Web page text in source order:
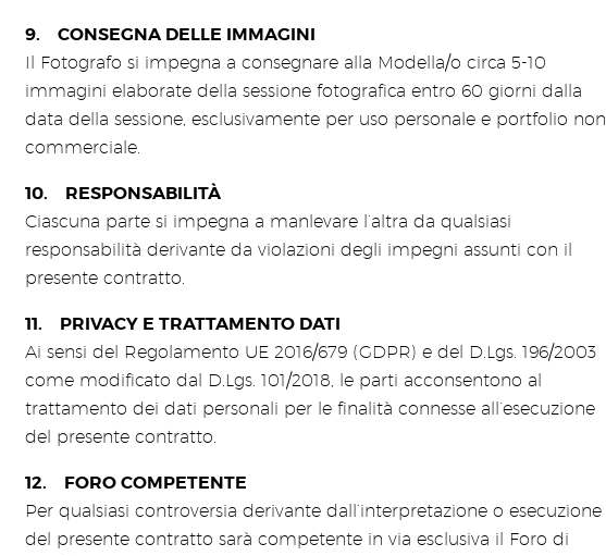
CONSEGNA DELLE IMMAGINI
Il Fotografo si impegna a consegnare alla Modella/o circa 5-10
immagini elaborate della sessione fotografica entro 60 giorni dalla
data della sessione, esclusivamente per uso personale e portfolio non
commerciale.
RESPONSABILITÀ
Ciascuna parte si impegna a manlevare l’altra da qualsiasi
responsabilità derivante da violazioni degli impegni assunti con il
presente contratto.
PRIVACY E TRATTAMENTO DATI
Ai sensi del Regolamento UE 2016/679 (GDPR) e del D.Lgs. 196/2003
come modificato dal D.Lgs. 101/2018, le parti acconsentono al
trattamento dei dati personali per le finalità connesse all’esecuzione
del presente contratto.
FORO COMPETENTE
Per qualsiasi controversia derivante dall’interpretazione o esecuzione
del presente contratto sarà competente in via esclusiva il Foro di